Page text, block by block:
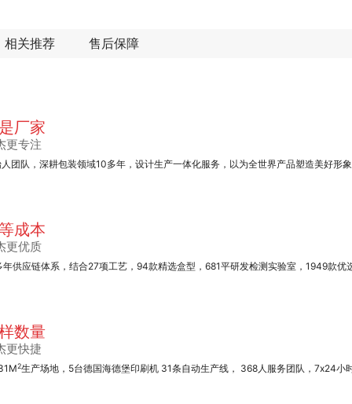
相关推荐 售后保障
厂家
更专注
团队，深耕包装领域10多年，设计生产一体化服务，以为全世界产品塑造美好形
成本
更优质
年供应链体系，结合27项工艺，94款精选盒型，681平研发检测实验室，1949款优
数量
更快捷
2生产场地，5台德国海德堡印刷机 31条自动生产线， 368人服务团队，7x24小